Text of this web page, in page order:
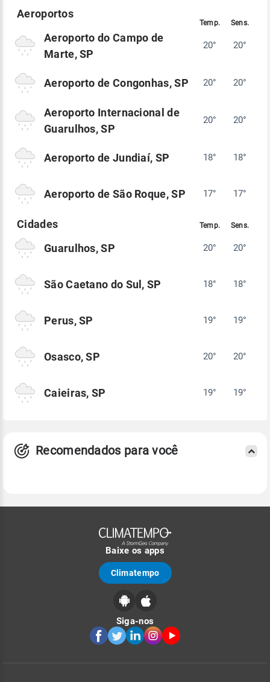
Aeroporto do Campo de
Marte, SP
20° 20°
Aeroporto de Congonhas, SP 20° 20°
Aeroporto Internacional de
Guarulhos, SP
20° 20°
Aeroporto de Jundiaí, SP 18° 18°
Aeroporto de São Roque, SP 17° 17°
Guarulhos, SP 20° 20°
São Caetano do Sul, SP 18° 18°
Perus, SP 19° 19°
Osasco, SP 20° 20°
Caieiras, SP 19° 19°
Recomendados para você
Baixe os apps
Climatempo
Siga-nos